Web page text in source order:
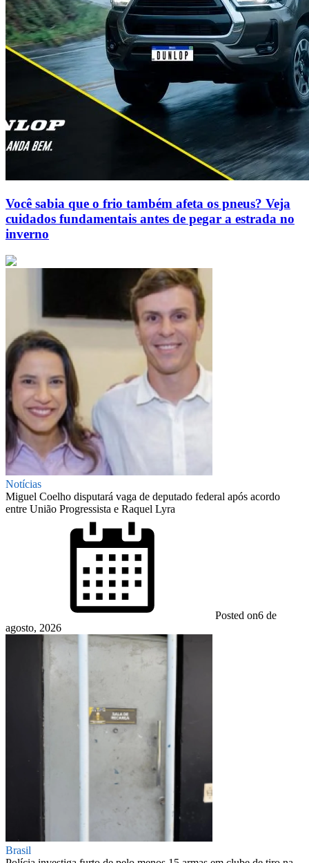
Você sabia que o frio também afeta os pneus? Veja
cuidados fundamentais antes de pegar a estrada no
inverno
Notícias
Miguel Coelho disputará vaga de deputado federal após acordo
entre União Progressista e Raquel Lyra
Posted on6 de
agosto, 2026
Brasil